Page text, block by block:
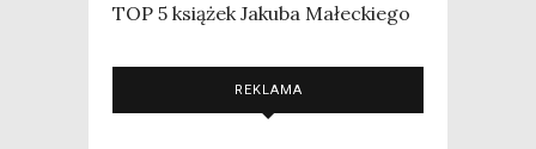
TOP 5 książek Jakuba Małeckiego
REKLAMA